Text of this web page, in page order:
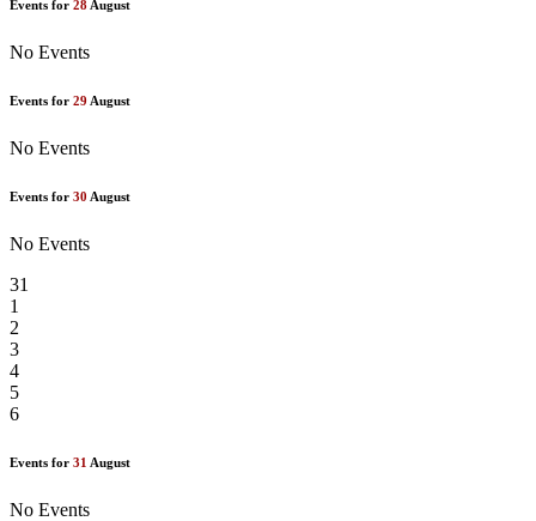
Events for 28 August
No Events
Events for 29 August
No Events
Events for 30 August
No Events
31
1
2
3
4
5
6
Events for 31 August
No Events